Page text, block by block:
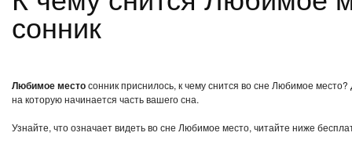
сонник
Любимое местосонник приснилось, к чему снится во сне Любимое
на которую начинается часть вашего сна.
Узнайте, что означает видеть во сне Любимое место, читайте ниже